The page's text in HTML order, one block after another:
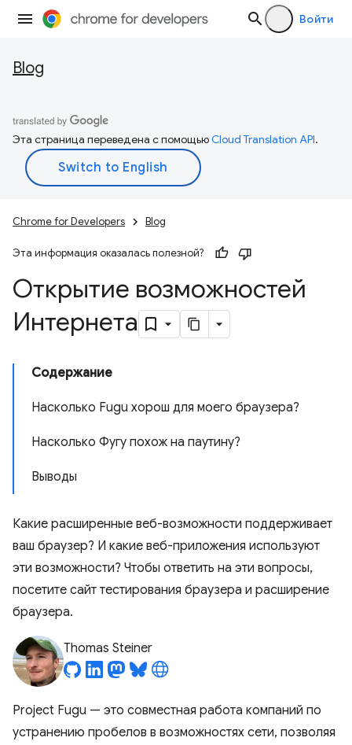
Войти
Blog
Эта страница переведена с помощьюCloud Translation API.
Chrome for Developers Blog
Эта информация оказалась полезной?
Открытие возможностей
Интернета
Содержание
Насколько Fugu хорош для моего браузера?
Насколько Фугу похож на паутину?
Выводы
Какие расширенные веб-возможности поддерживает
ваш браузер? И какие веб-приложения используют
эти возможности? Чтобы ответить на эти вопросы,
посетите сайт тестирования браузера и расширение
браузера.
Thomas Steiner
Project Fugu — это совместная работа компаний по
устранению пробелов в возможностях сети, позволяя